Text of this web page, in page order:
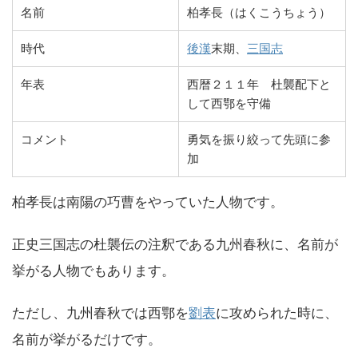
名前 柏孝長（はくこうちょう）
時代 後漢末期、 三国志
年表
西暦２１１年 杜襲配下と
して西鄂を守備
コメント
勇気を振り絞って先頭に参
加
柏孝長は南陽の巧曹をやっていた人物です。
正史三国志の杜襲伝の注釈である九州春秋に、名前が
挙がる人物でもあります。
ただし、九州春秋では西鄂を劉表に攻められた時に、
名前が挙がるだけです。